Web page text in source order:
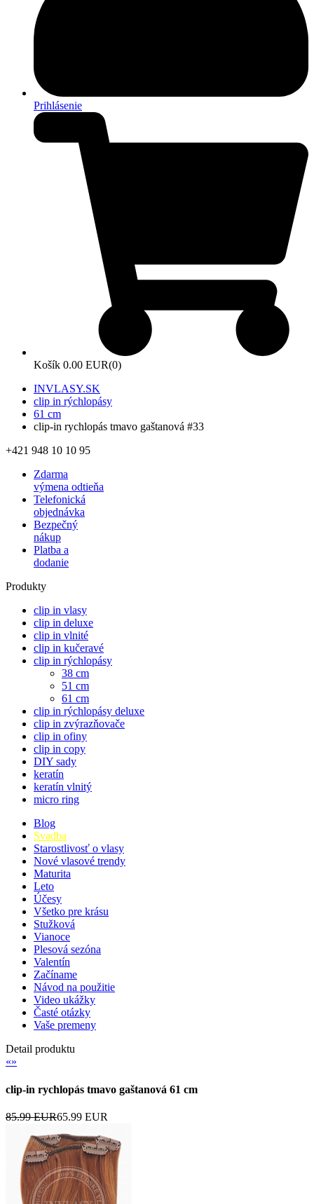
Prihlásenie
Košík 0.00 EUR(0)
INVLASY.SK
clip in rýchlopásy
61 cm
clip-in rychlopás tmavo gaštanová #33
+421 948 10 10 95
Zdarma
výmena odtieňa
Telefonická
objednávka
Bezpečný
nákup
Platba a
dodanie
Produkty
clip in vlasy
clip in deluxe
clip in vlnité
clip in kučeravé
clip in rýchlopásy
38 cm
51 cm
61 cm
clip in rýchlopásy deluxe
clip in zvýrazňovače
clip in ofiny
clip in copy
DIY sady
keratín
keratín vlnitý
micro ring
Blog
Svadba
Starostlivosť o vlasy
Nové vlasové trendy
Maturita
Leto
Účesy
Všetko pre krásu
Stužková
Vianoce
Plesová sezóna
Valentín
Začíname
Návod na použitie
Video ukážky
Časté otázky
Vaše premeny
Detail produktu
«»
clip-in rychlopás tmavo gaštanová 61 cm
85.99 EUR65.99 EUR